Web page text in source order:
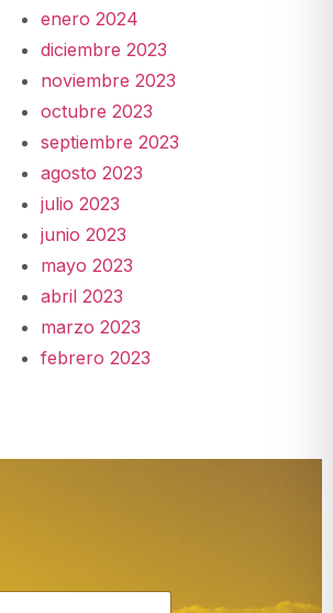
enero 2024
diciembre 2023
noviembre 2023
octubre 2023
septiembre 2023
agosto 2023
julio 2023
junio 2023
mayo 2023
abril 2023
marzo 2023
febrero 2023